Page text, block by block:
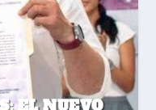
EL NUEVO